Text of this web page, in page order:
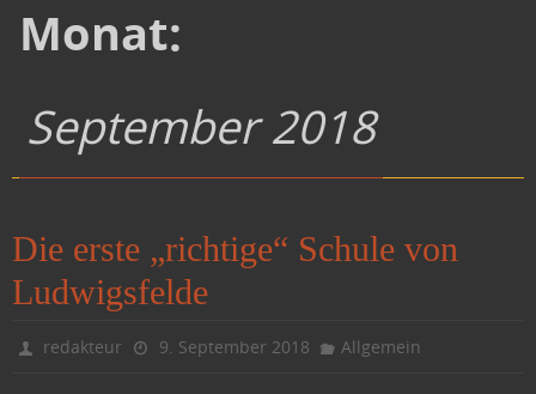
Monat:
September 2018
Die erste „richtige“ Schule von
Ludwigsfelde
redakteur 9. September 2018 Allgemein